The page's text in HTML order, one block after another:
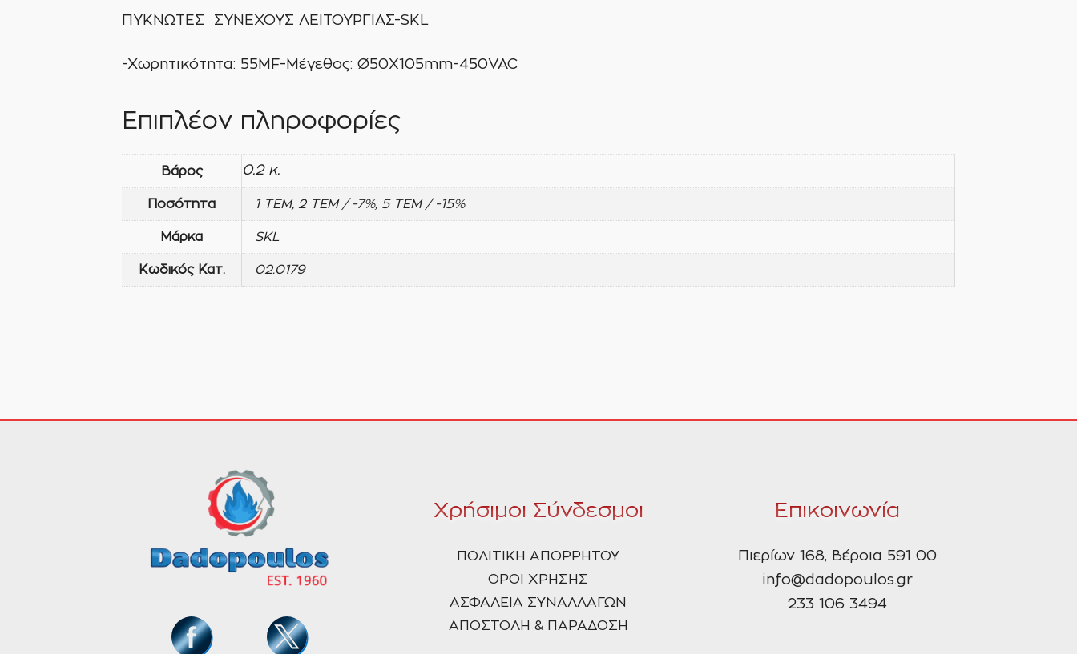
ΠΥΚΝΩΤΕΣ ΣΥΝΕΧΟΥΣ ΛΕΙΤΟΥΡΓΙΑΣ-SKL
-Χωρητικότητα: 55ΜF-Μέγεθος: Ø50X105mm-450VAC
Επιπλέον πληροφορίες
Βάρος 0.2 κ.
Ποσότητα 1 ΤΕΜ, 2 ΤΕΜ / -7%, 5 ΤΕΜ / -15%
Μάρκα SKL
Κωδικός Κατ. 02.0179
Χρήσιμοι Σύνδεσμοι
ΠΟΛΙΤΙΚΗ ΑΠΟΡΡΗΤΟΥ
ΟΡΟΙ ΧΡΗΣΗΣ
ΑΣΦΑΛΕΙΑ ΣΥΝΑΛΛΑΓΩΝ
ΑΠΟΣΤΟΛΗ & ΠΑΡΑΔΟΣΗ
Επικοινωνία
Πιερίων 168, Βέροια 591 00
info@dadopoulos.gr
233 106 3494